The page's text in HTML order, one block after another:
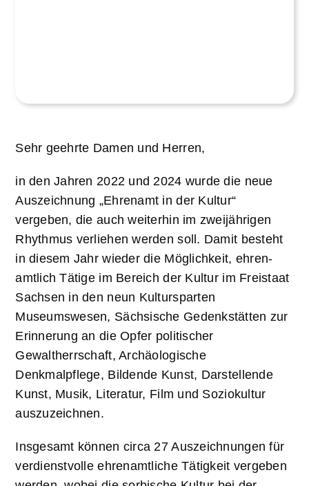
Sehr geehrte Damen und Herren,
in den Jahren 2022 und 2024 wurde die neue
Auszeichnung „Ehrenamt in der Kultur“
vergeben, die auch weiterhin im zweijährigen
Rhythmus verliehen werden soll. Damit besteht
in diesem Jahr wieder die Möglichkeit, ehren-
amtlich Tätige im Bereich der Kultur im Freistaat
Sachsen in den neun Kultursparten
Museumswesen, Sächsische Gedenkstätten zur
Erinnerung an die Opfer politischer
Gewaltherrschaft, Archäologische
Denkmalpflege, Bildende Kunst, Darstellende
Kunst, Musik, Literatur, Film und Soziokultur
auszuzeichnen.
Insgesamt können circa 27 Auszeichnungen für
verdienstvolle ehrenamtliche Tätigkeit vergeben